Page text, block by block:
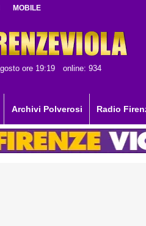
MOBILE
ore 19:19 online: 934
Archivi Polverosi Radio